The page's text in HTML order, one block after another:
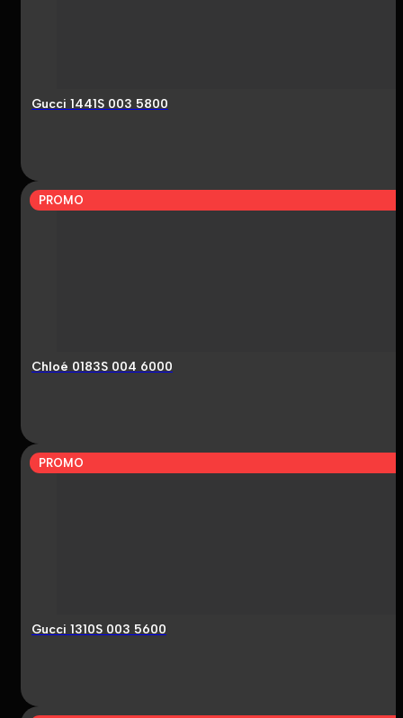
Gucci 1441S 003 5800
PROMO
Chloé 0183S 004 6000
PROMO
Gucci 1310S 003 5600